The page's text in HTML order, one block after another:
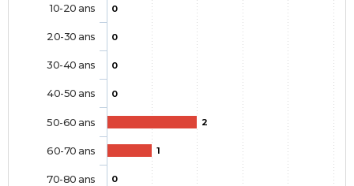
0
0
0
0
2
1
0
10-20 ans
20-30 ans
30-40 ans
40-50 ans
50-60 ans
60-70 ans
70-80 ans